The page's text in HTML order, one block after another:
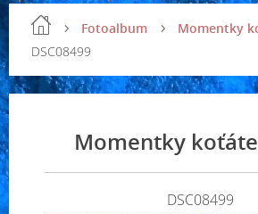
Fotoalbum
Momentky
DSC08499
Momentky
DSC08499